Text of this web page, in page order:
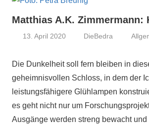
Matthias A.K. Zimmermann:
13. April 2020 DieBedra
Die Dunkelheit soll fern bleiben in
geheimnisvollen Schloss, in dem der
leistungsfähigere Glühlampen
es geht nicht nur um
Ausgänge werden streng bewacht